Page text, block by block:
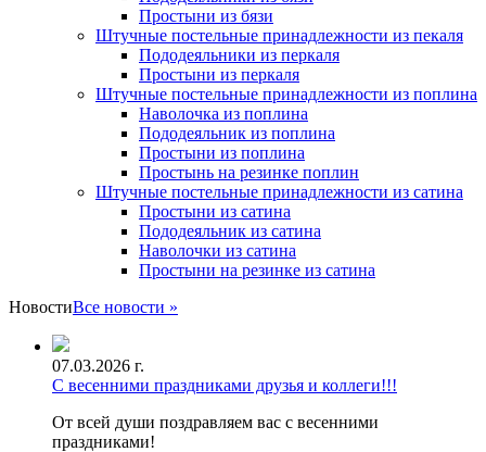
Простыни из бязи
Штучные постельные принадлежности из пекаля
Пододеяльники из перкаля
Простыни из перкаля
Штучные постельные принадлежности из поплина
Наволочка из поплина
Пододеяльник из поплина
Простыни из поплина
Простынь на резинке поплин
Штучные постельные принадлежности из сатина
Простыни из сатина
Пододеяльник из сатина
Наволочки из сатина
Простыни на резинке из сатина
НовостиВсе новости »
07.03.2026 г.
С весенними праздниками друзья и коллеги!!!
От всей души поздравляем вас с весенними
праздниками!